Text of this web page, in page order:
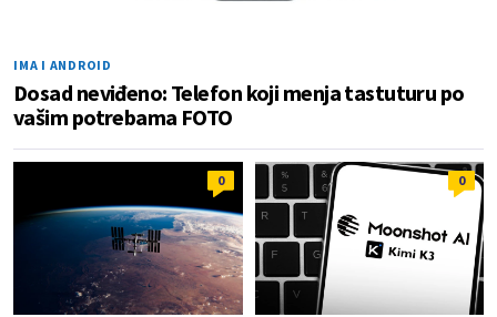
IMA I ANDROID
Dosad neviđeno: Telefon koji menja tastuturu po
vašim potrebama FOTO
0 0